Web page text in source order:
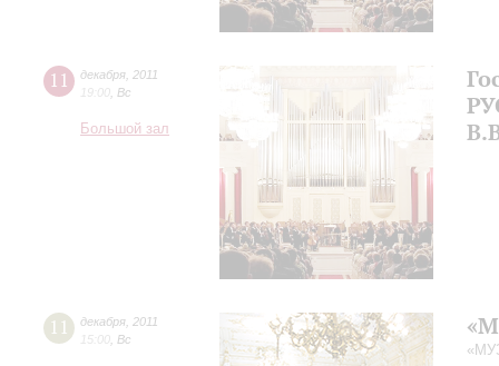
11 декабря 2011
19:00 Вс
Большой зал
11 декабря 2011
15:00 Вс